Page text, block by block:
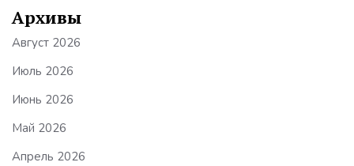
Архивы
Август 2026
Июль 2026
Июнь 2026
Май 2026
Апрель 2026